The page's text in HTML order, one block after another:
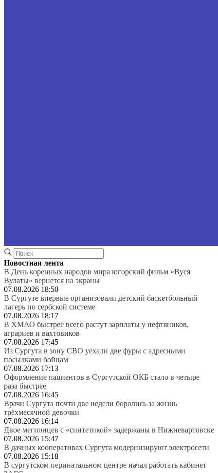
Новостная лента
В День коренных народов мира югорский фильм «Вуся
Вулаты» вернется на экраны
07.08.2026 18:50
В Сургуте впервые организовали детский баскетбольный
лагерь по сербской системе
07.08.2026 18:17
В ХМАО быстрее всего растут зарплаты у нефтяников,
аграриев и вахтовиков
07.08.2026 17:45
Из Сургута в зону СВО уехали две фуры с адресными
посылками бойцам
07.08.2026 17:13
Оформление пациентов в Сургутской ОКБ стало в четыре
раза быстрее
07.08.2026 16:45
Врачи Сургута почти две недели боролись за жизнь
трёхмесячной девочки
07.08.2026 16:14
Двое мегионцев с «синтетикой» задержаны в Нижневартовске
07.08.2026 15:47
В дачных кооперативах Сургута модернизируют электросети
07.08.2026 15:18
В сургутском перинатальном центре начал работать кабинет